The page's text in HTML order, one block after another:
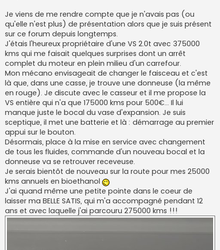
Je viens de me rendre compte que je n'avais pas (ou
qu'elle n'est plus) de présentation alors que je suis présent
sur ce forum depuis longtemps.
J'étais l'heureux propriétaire d'une VS 2.0t avec 375000
kms qui me faisait quelques surprises dont un arrêt
complet du moteur en plein milieu d'un carrefour.
Mon mécano envisageait de changer le faisceau et c'est
là que, dans une casse, je trouve une donneuse (la même
en rouge). Je discute avec le casseur et il me propose la
VS entière qui n'a que 175000 kms pour 500€... Il lui
manque juste le bocal du vase d'expansion. Je suis
sceptique, il met une batterie et là : démarrage au premier
appui sur le bouton.
Désormais, place à la mise en service avec changement
de tous les fluides, commande d'un nouveau bocal et la
donneuse va se retrouver receveuse.
Je serais bientôt de nouveau sur la route pour mes 25000
kms annuels en bioethanol
J'ai quand même une petite pointe dans le coeur de
laisser ma BELLE SATIS, qui m'a accompagné pendant 12
ans et avec laquelle j'ai parcouru 275000 kms !!!